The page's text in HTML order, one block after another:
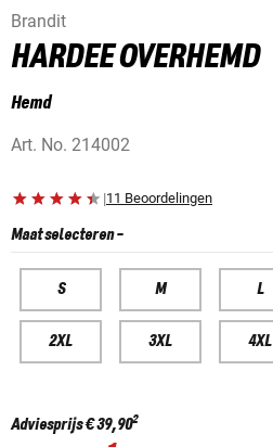
Brandit
HARDEE OVERHEMD
Hemd
Art. No. 214002
|11 Beoordelingen
Maat selecteren-
S M L
2XL 3XL 4XL
Adviesprijs€ 39,902